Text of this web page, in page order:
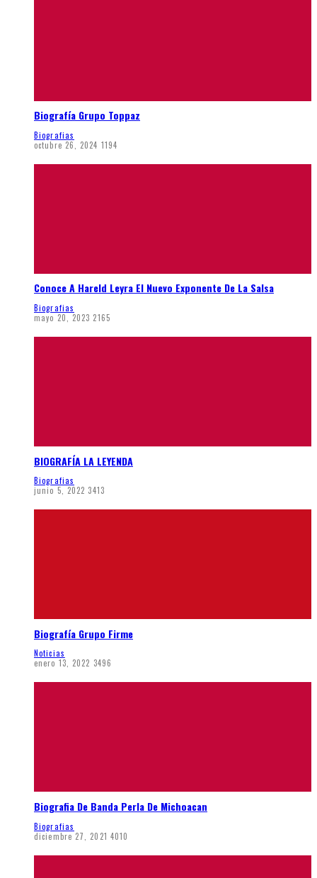
Biografía Grupo Toppaz
Biografias
octubre 26, 2024 1194
Conoce A Hareld Leyra El Nuevo Exponente De La Salsa
Biografias
mayo 20, 2023 2165
BIOGRAFÍA LA LEYENDA
Biografias
junio 5, 2022 3413
Biografía Grupo Firme
Noticias
enero 13, 2022 3496
Biografia De Banda Perla De Michoacan
Biografias
diciembre 27, 2021 4010